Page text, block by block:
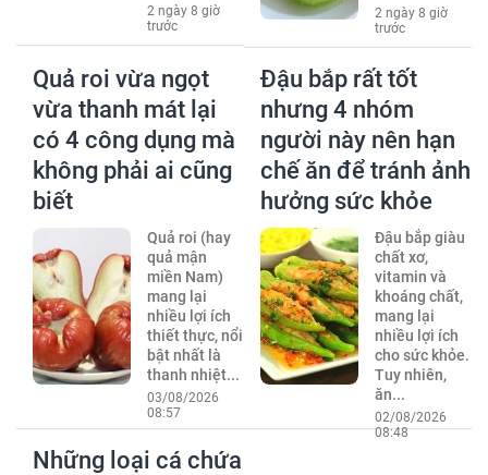
2 ngày 8 giờ
trước
2 ngày 8 giờ
trước
Quả roi vừa ngọt
vừa thanh mát lại
có 4 công dụng mà
không phải ai cũng
biết
Quả roi (hay
quả mận
miền Nam)
mang lại
nhiều lợi ích
thiết thực, nổi
bật nhất là
thanh nhiệt...
03/08/2026
08:57
Đậu bắp rất tốt
nhưng 4 nhóm
người này nên hạn
chế ăn để tránh ảnh
hưởng sức khỏe
Đậu bắp giàu
chất xơ,
vitamin và
khoáng chất,
mang lại
nhiều lợi ích
cho sức khỏe.
Tuy nhiên,
ăn...
02/08/2026
08:48
Những loại cá chứa